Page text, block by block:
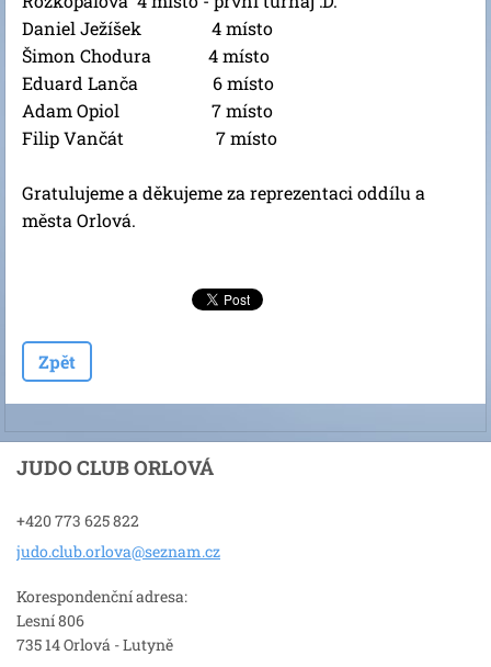
Daniel Ježíšek 4 místo
Šimon Chodura 4 místo
Eduard Lanča 6 místo
Adam Opiol 7 místo
Filip Vančát 7 místo
Gratulujeme a děkujeme za reprezentaci oddílu a
města Orlová.
Zpět
JUDO CLUB ORLOVÁ
+420 773 625 822
judo.club.orlova@seznam.cz
Korespondenční adresa:
Lesní 806
735 14 Orlová - Lutyně